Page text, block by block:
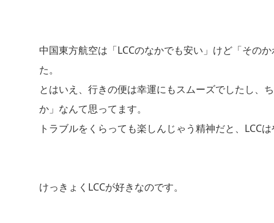
中国東方航空は「LCCのなかでも安い」けど「その
た。
とはいえ、行きの便は幸運にもスムーズでしたし、
か」なんて思ってます。
トラブルをくらっても楽しんじゃう精神だと、LCC
けっきょくLCCが好きなのです。